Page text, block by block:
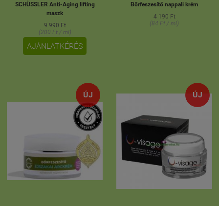
SCHÜSSLER Anti-Aging lifting
maszk
9 990 Ft
(200 Ft / ml)
AJÁNLATKÉRÉS
Bőrfeszesítő nappali krém
4 190 Ft
(84 Ft / ml)
ÚJ ÚJ